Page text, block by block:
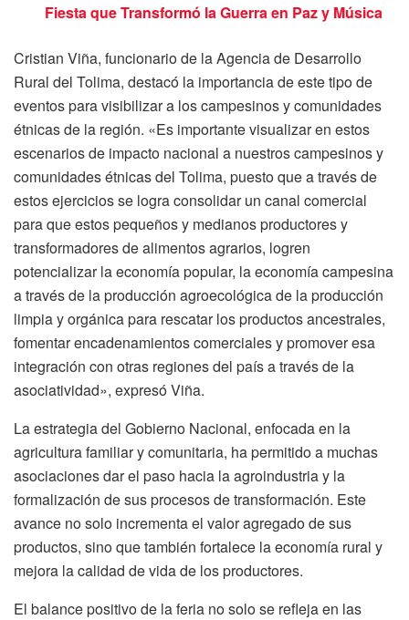
Fiesta que Transformó la Guerra en Paz y Música
Cristian Viña, funcionario de la Agencia de Desarrollo
Rural del Tolima, destacó la importancia de este tipo de
eventos para visibilizar a los campesinos y comunidades
étnicas de la región. «Es importante visualizar en estos
escenarios de impacto nacional a nuestros campesinos y
comunidades étnicas del Tolima, puesto que a través de
estos ejercicios se logra consolidar un canal comercial
para que estos pequeños y medianos productores y
transformadores de alimentos agrarios, logren
potencializar la economía popular, la economía campesina
a través de la producción agroecológica de la producción
limpia y orgánica para rescatar los productos ancestrales,
fomentar encadenamientos comerciales y promover esa
integración con otras regiones del país a través de la
asociatividad», expresó Viña.
La estrategia del Gobierno Nacional, enfocada en la
agricultura familiar y comunitaria, ha permitido a muchas
asociaciones dar el paso hacia la agroindustria y la
formalización de sus procesos de transformación. Este
avance no solo incrementa el valor agregado de sus
productos, sino que también fortalece la economía rural y
mejora la calidad de vida de los productores.
El balance positivo de la feria no solo se refleja en las